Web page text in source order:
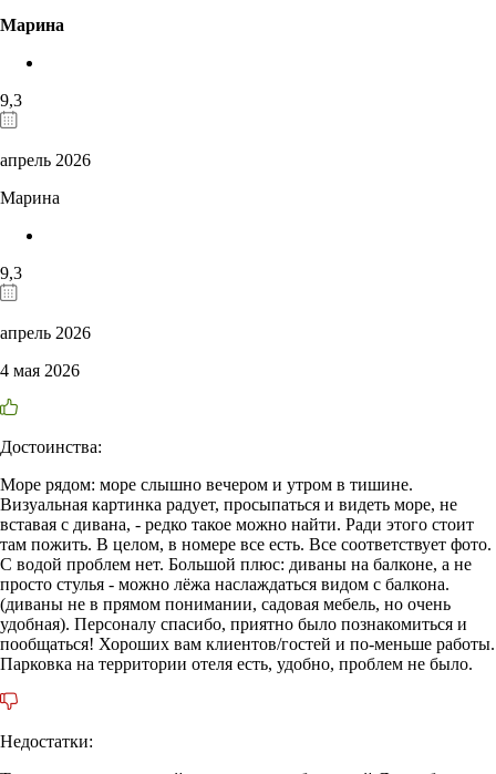
Марина
9,3
апрель 2026
Марина
9,3
апрель 2026
4 мая 2026
Достоинства:
Море рядом: море слышно вечером и утром в тишине.
Визуальная картинка радует, просыпаться и видеть море, не
вставая с дивана, - редко такое можно найти. Ради этого стоит
там пожить. В целом, в номере все есть. Все соответствует фото.
С водой проблем нет. Большой плюс: диваны на балконе, а не
просто стулья - можно лёжа наслаждаться видом с балкона.
(диваны не в прямом понимании, садовая мебель, но очень
удобная). Персоналу спасибо, приятно было познакомиться и
пообщаться! Хороших вам клиентов/гостей и по-меньше работы.
Парковка на территории отеля есть, удобно, проблем не было.
Недостатки: